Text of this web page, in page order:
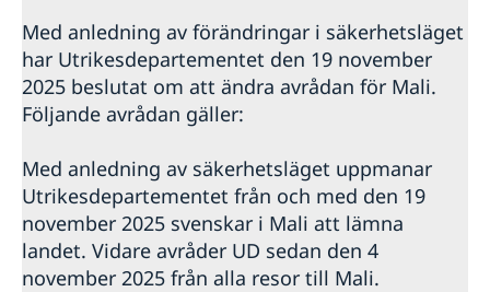
Med anledning av förändringar i säkerhetsläget
har Utrikesdepartementet den 19 november
2025 beslutat om att ändra avrådan för Mali.
Följande avrådan gäller:
Med anledning av säkerhetsläget uppmanar
Utrikesdepartementet från och med den 19
november 2025 svenskar i Mali att lämna
landet. Vidare avråder UD sedan den 4
november 2025 från alla resor till Mali.